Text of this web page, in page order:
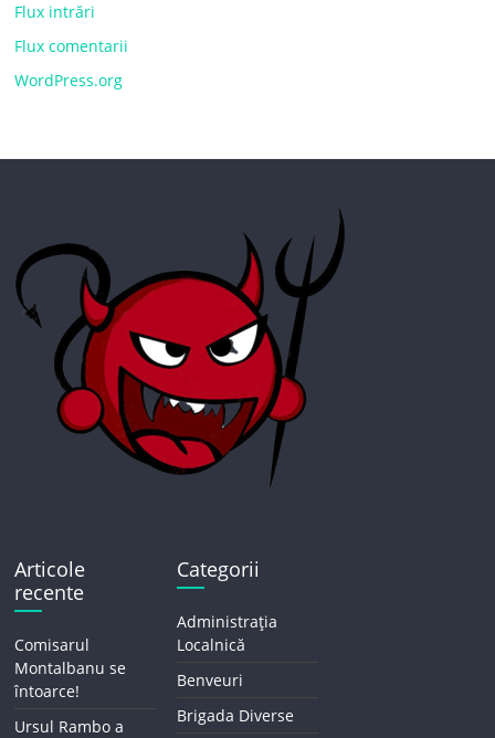
Flux intrări
Flux comentarii
WordPress.org
Articole
recente
Comisarul
Montalbanu se
întoarce!
Ursul Rambo a
Categorii
Administrația
Localnică
Benveuri
Brigada Diverse